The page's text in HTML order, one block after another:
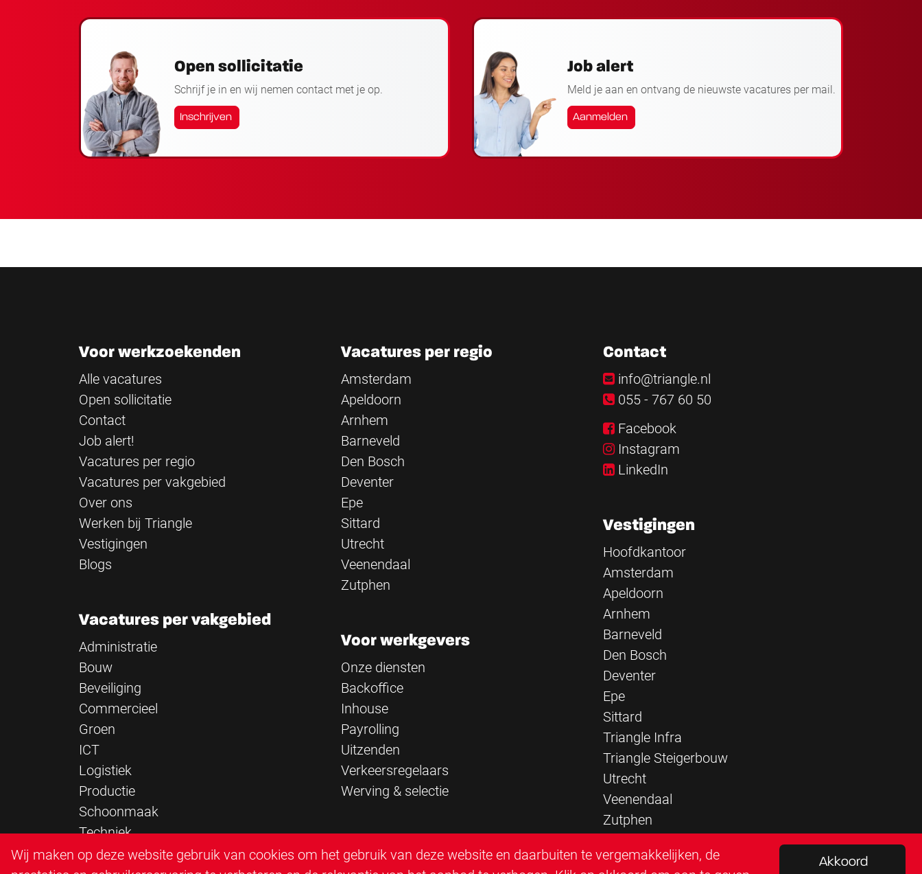
Open sollicitatie
Schrijf je in en wij nemen contact met je op.
Inschrijven
Job alert
Meld je aan en ontvang de nieuwste vacatures per mail.
Aanmelden
Voor werkzoekenden
Alle vacatures
Open sollicitatie
Contact
Job alert!
Vacatures per regio
Vacatures per vakgebied
Over ons
Werken bij Triangle
Vestigingen
Blogs
Vacatures per vakgebied
Administratie
Bouw
Beveiliging
Commercieel
Groen
ICT
Logistiek
Productie
Schoonmaak
Techniek
Verkeersregelaar
Vacatures per regio
Amsterdam
Apeldoorn
Arnhem
Barneveld
Den Bosch
Deventer
Epe
Sittard
Utrecht
Veenendaal
Zutphen
Voor werkgevers
Onze diensten
Backoffice
Inhouse
Payrolling
Uitzenden
Verkeersregelaars
Werving & selectie
Contact
info@triangle.nl
055 - 767 60 50
Facebook
Instagram
LinkedIn
Vestigingen
Hoofdkantoor
Amsterdam
Apeldoorn
Arnhem
Barneveld
Den Bosch
Deventer
Epe
Sittard
Triangle Infra
Triangle Steigerbouw
Utrecht
Veenendaal
Zutphen
Wij maken op deze website gebruik van cookies om het gebruik van deze website en daarbuiten te vergemakkelijken, de
Akkoord